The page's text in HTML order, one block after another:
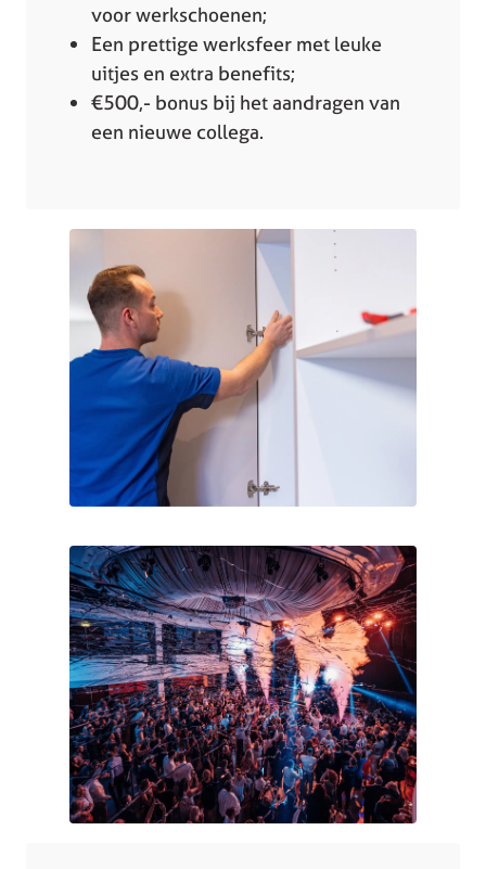
voor werkschoenen;
Een prettige werksfeer met leuke
uitjes en extra benefits;
€500,- bonus bij het aandragen van
een nieuwe collega.